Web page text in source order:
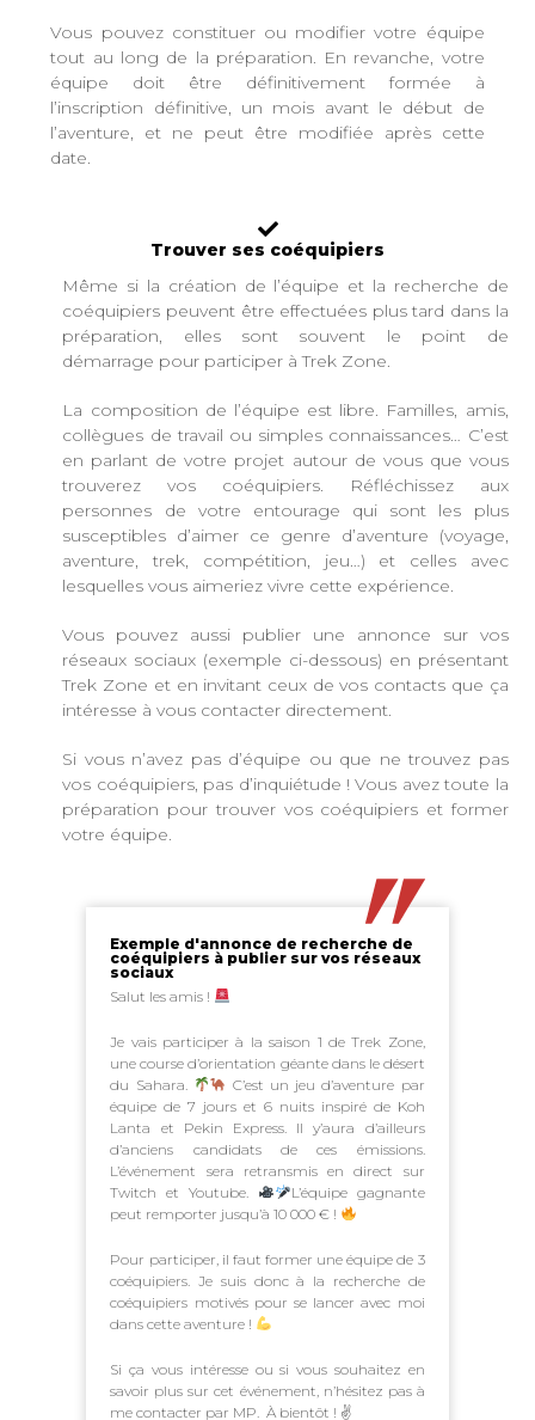
Vous pouvez constituer ou modifier votre équipe
tout au long de la préparation. En revanche, votre
équipe doit être définitivement formée à
l’inscription définitive, un mois avant le début de
l’aventure, et ne peut être modifiée après cette
date.
Trouver ses coéquipiers
Même si la création de l’équipe et la recherche de
coéquipiers peuvent être effectuées plus tard dans la
préparation, elles sont souvent le point de
démarrage pour participer à Trek Zone.
La composition de l’équipe est libre. Familles, amis,
collègues de travail ou simples connaissances… C’est
en parlant de votre projet autour de vous que vous
trouverez vos coéquipiers. Réfléchissez aux
personnes de votre entourage qui sont les plus
susceptibles d’aimer ce genre d’aventure (voyage,
aventure, trek, compétition, jeu…) et celles avec
lesquelles vous aimeriez vivre cette expérience.
Vous pouvez aussi publier une annonce sur vos
réseaux sociaux (exemple ci-dessous) en présentant
Trek Zone et en invitant ceux de vos contacts que ça
intéresse à vous contacter directement.
Si vous n’avez pas d’équipe ou que ne trouvez pas
vos coéquipiers, pas d’inquiétude ! Vous avez toute la
préparation pour trouver vos coéquipiers et former
votre équipe.
Exemple d'annonce de recherche de
coéquipiers à publier sur vos réseaux
sociaux
Salut les amis !
Je vais participer à la saison 1 de Trek Zone,
une course d’orientation géante dans le désert
du Sahara.
C’est un jeu d’aventure par
équipe de 7 jours et 6 nuits inspiré de Koh
Lanta et Pekin Express. Il y’aura d’ailleurs
d’anciens candidats de ces émissions.
L’événement sera retransmis en direct sur
Twitch et Youtube.
L’équipe gagnante
peut remporter jusqu’à 10 000 € !
Pour participer, il faut former une équipe de 3
coéquipiers. Je suis donc à la recherche de
coéquipiers motivés pour se lancer avec moi
dans cette aventure !
Si ça vous intéresse ou si vous souhaitez en
savoir plus sur cet événement, n’hésitez pas à
me contacter par MP. À bientôt ! ✌️